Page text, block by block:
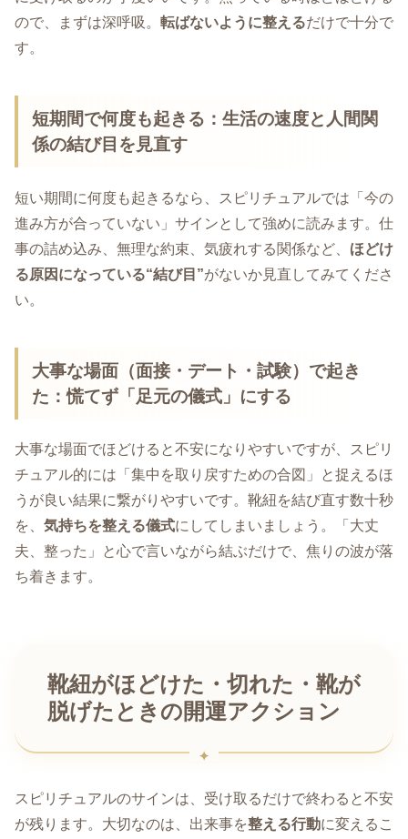
ので、まずは深呼吸。 転ばないように整えるだけで十分で
す。
短期間で何度も起きる：生活の速度と人間関
係の結び目を見直す
短い期間に何度も起きるなら、スピリチュアルでは「今の
進み方が合っていない」サインとして強めに読みます。仕
事の詰め込み、無理な約束、気疲れする関係など、 ほどけ
る原因になっている“結び目”がないか見直してみてくださ
い。
大事な場面（面接・デート・試験）で起き
た：慌てず「足元の儀式」にする
大事な場面でほどけると不安になりやすいですが、スピリ
チュアル的には「集中を取り戻すための合図」と捉えるほ
うが良い結果に繋がりやすいです。靴紐を結び直す数十秒
を、 気持ちを整える儀式にしてしまいましょう。「大丈
夫、整った」と心で言いながら結ぶだけで、焦りの波が落
ち着きます。
靴紐がほどけた・切れた・靴が
脱げたときの開運アクション
スピリチュアルのサインは、受け取るだけで終わると不安
が残ります。大切なのは、出来事を整える行動に変えるこ